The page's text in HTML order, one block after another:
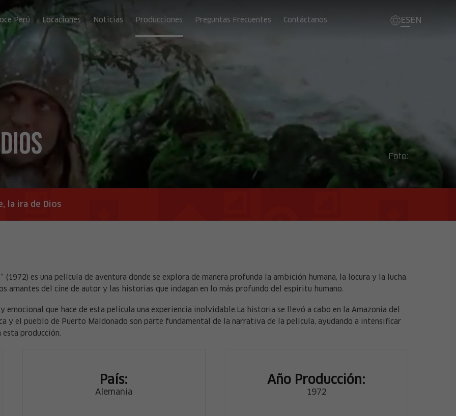
Perú Locaciones Noticias Producciones Preguntas Frecuentes Contáctanos ESEN
Foto:
la ira de Dios
(1972) es una película de aventura donde se explora de manera profunda la ambición humana, la locura y la lucha
amantes del cine de autor y las historias que indagan en lo más profundo del espíritu humano.
emocional que hace de esta película una experiencia inolvidable.La historia se llevó a cabo en la Amazonía del
y el pueblo de Puerto Maldonado son parte fundamental de la narrativa de la película, ayudando a intensificar
producción.
País:
Alemania
Año Producción:
1972